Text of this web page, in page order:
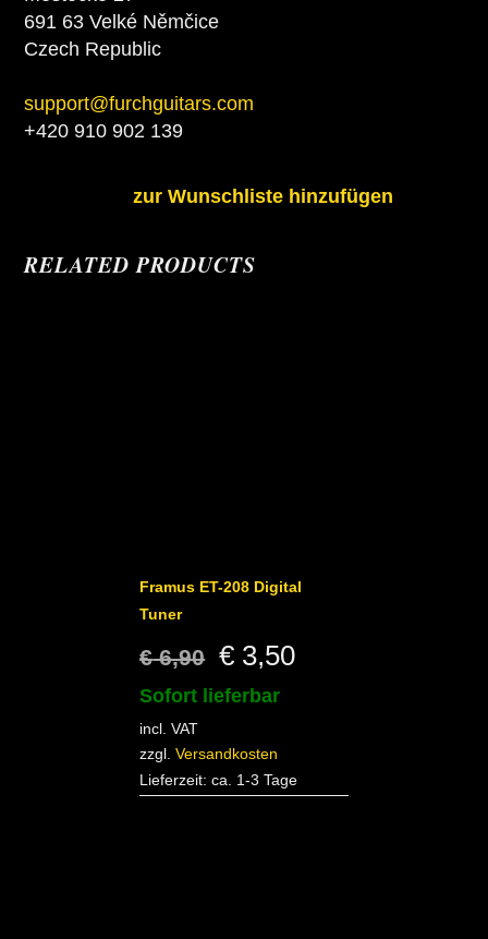
691 63 Velké Němčice
Czech Republic
support@furchguitars.com
+420 910 902 139
zur Wunschliste hinzufügen
RELATED PRODUCTS
Framus ET-208 Digital
Tuner
€6,90 Original
price
was:
€ 6,90.
€ 3,50Current
€ 3,50.
Sofort lieferbar
incl. VAT
zzgl.Versandkosten
Lieferzeit:ca. 1-3 Tage